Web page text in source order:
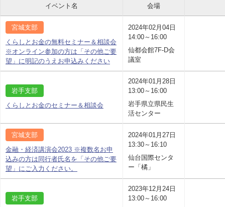
イベント名
会場
宮城支部
くらしとお金の無料セミナー＆相談会
※オンライン参加の方は「その他ご要
望」に明記のうえお申込みください
2024年02月04日
14:00～16:00
仙都会館7F-D会
議室
岩手支部
くらしとお金のセミナー＆相談会
2024年01月28日
13:00～16:00
岩手県立県民生
活センター
宮城支部
金融・経済講演会2023 ※複数名お申
込みの方は同行者氏名を「その他ご要
望」にご入力ください。
2024年01月27日
13:30～16:10
仙台国際センタ
ー「橘」
岩手支部
2023年12月24日
13:00～16:00